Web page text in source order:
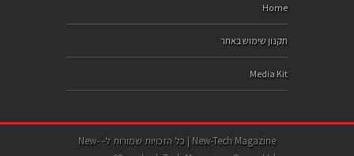
Home
תקנון שימוש באתר
Media Kit
New-Tech Magazine | כל הזכויות שמורות ל- New-